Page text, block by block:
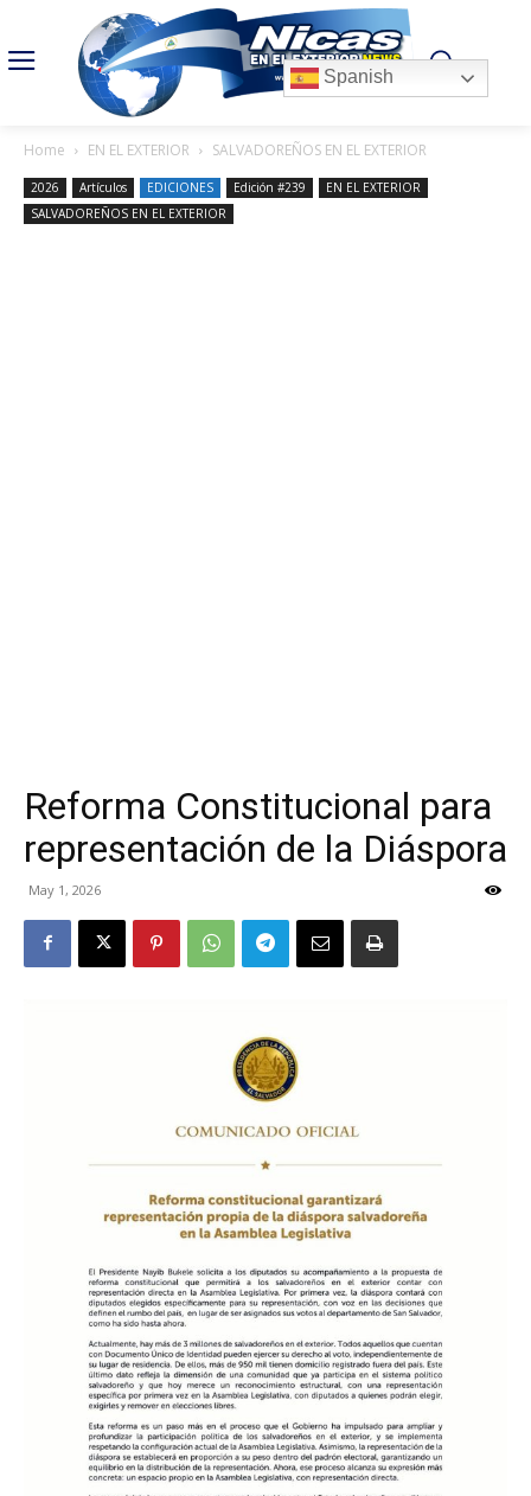
Home EN EL EXTERIOR SALVADOREÑOS EN EL EXTERIOR
2026 Artículos EDICIONES Edición #239
EN EL EXTERIOR
SALVADOREÑOS EN EL EXTERIOR
Reforma Constitucional para
representación de la Diáspora
May 1, 2026
Spanish